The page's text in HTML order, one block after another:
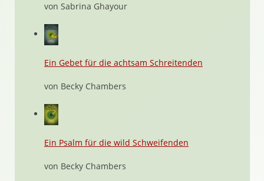
von Sabrina Ghayour
Ein Gebet für die achtsam Schreitenden
von Becky Chambers
Ein Psalm für die wild Schweifenden
von Becky Chambers